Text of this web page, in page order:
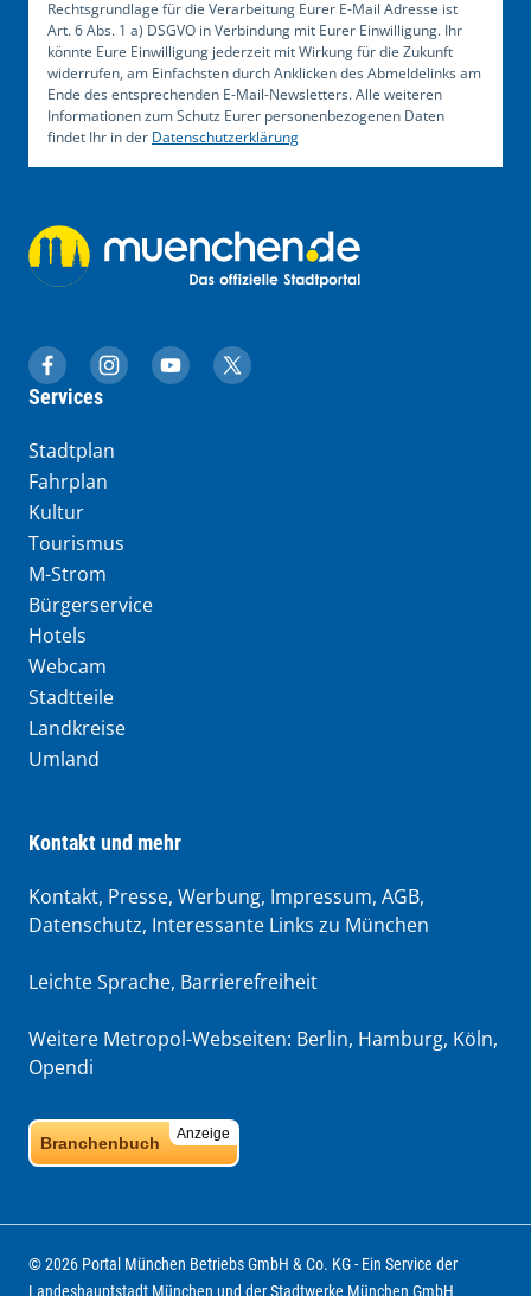
Rechtsgrundlage für die Verarbeitung Eurer E-Mail Adresse ist
Art. 6 Abs. 1 a) DSGVO in Verbindung mit Eurer Einwilligung. Ihr
könnte Eure Einwilligung jederzeit mit Wirkung für die Zukunft
widerrufen, am Einfachsten durch Anklicken des Abmeldelinks am
Ende des entsprechenden E-Mail-Newsletters. Alle weiteren
Informationen zum Schutz Eurer personenbezogenen Daten
findet Ihr in der Datenschutzerklärung
muenchen.de auf Facebook
muenchen.de auf Instagram
muenchen.de auf YouTube
muenchen.de auf X
Services
Stadtplan
Fahrplan
Kultur
Tourismus
M-Strom
Bürgerservice
Hotels
Webcam
Stadtteile
Landkreise
Umland
Kontakt und mehr
Kontakt, Presse, Werbung, Impressum, AGB,
Datenschutz, Interessante Links zu München
Leichte Sprache, Barrierefreiheit
Weitere Metropol-Webseiten: Berlin, Hamburg, Köln,
Opendi
Anzeige
Branchenbuch
© 2026 Portal München Betriebs GmbH & Co. KG - Ein Service der
Landeshauptstadt München und der Stadtwerke München GmbH